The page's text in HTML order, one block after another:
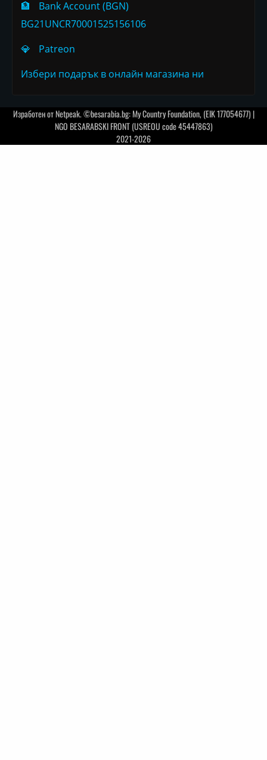
🏦
Bank Account (BGN)
BG21UNCR70001525156106
💎
Patreon
Избери подарък в онлайн магазина ни
Изработен отNetpeak. ©besarabia.bg: My Country Foundation, (EIK 177054677) |
NGO BESARABSKI FRONT (USREOU code 45447863)
2021-2026